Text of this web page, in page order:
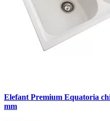
Elefant Premium Equatoria
mm